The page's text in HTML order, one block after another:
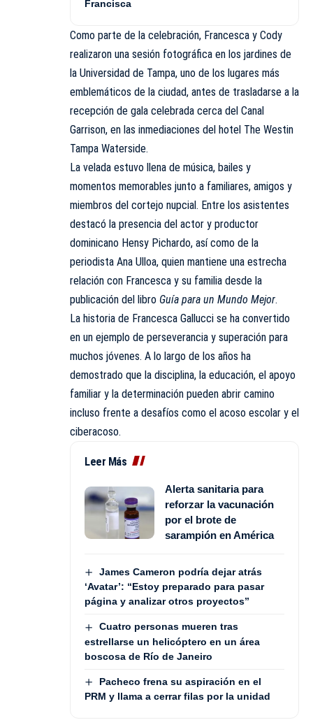
Francisca
Como parte de la celebración, Francesca y Cody
realizaron una sesión fotográfica en los jardines de
la Universidad de Tampa, uno de los lugares más
emblemáticos de la ciudad, antes de trasladarse a la
recepción de gala celebrada cerca del Canal
Garrison, en las inmediaciones del hotel The Westin
Tampa Waterside.
La velada estuvo llena de música, bailes y
momentos memorables junto a familiares, amigos y
miembros del cortejo nupcial. Entre los asistentes
destacó la presencia del actor y productor
dominicano Hensy Pichardo, así como de la
periodista Ana Ulloa, quien mantiene una estrecha
relación con Francesca y su familia desde la
publicación del libro Guía para un Mundo Mejor.
La historia de Francesca Gallucci se ha convertido
en un ejemplo de perseverancia y superación para
muchos jóvenes. A lo largo de los años ha
demostrado que la disciplina, la educación, el apoyo
familiar y la determinación pueden abrir camino
incluso frente a desafíos como el acoso escolar y el
ciberacoso.
Leer Más
Alerta sanitaria para
reforzar la vacunación
por el brote de
sarampión en América
James Cameron podría dejar atrás
‘Avatar’: “Estoy preparado para pasar
página y analizar otros proyectos”
Cuatro personas mueren tras
estrellarse un helicóptero en un área
boscosa de Río de Janeiro
Pacheco frena su aspiración en el
PRM y llama a cerrar filas por la unidad